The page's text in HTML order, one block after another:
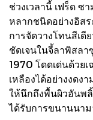
ช่วงเวลานี้ เฟร็ด
หลากชนิดอย่างอิส
การจัดวางโทนสีเ
ชัดเจนในจี้ลาพิสล
1970 โดดเด่นด้วย
เหลืองได้อย่างงด
ให้นึกถึงพื้นผิวอันพลิ้
ได้รับการขนานนาม